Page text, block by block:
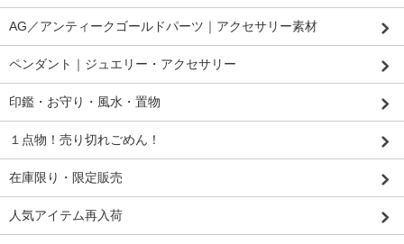
AG／アンティークゴールドパーツ｜アクセサリー素材
ペンダント｜ジュエリー・アクセサリー
印鑑・お守り・風水・置物
１点物！売り切れごめん！
在庫限り・限定販売
人気アイテム再入荷